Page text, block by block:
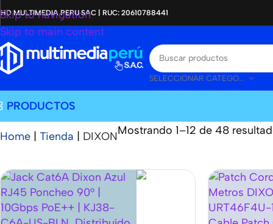
Skip to navigation
Skip to main content
HD MULTIMEDIA PERU SAC | RUC: 20610788441
SELECCIONAR CATEGORÍA
PRODUCTOS
Home Tienda DIXONMostrando 1–12 de 48